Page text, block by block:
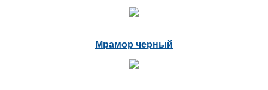
Мрамор черный